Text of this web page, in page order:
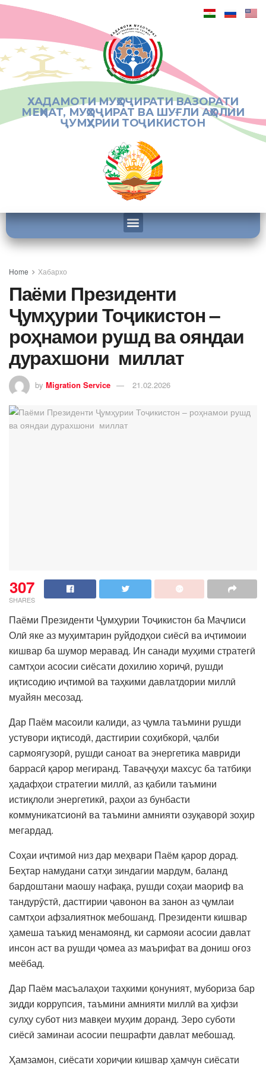
ХАДАМОТИ МУҲОҶИРАТИ ВАЗОРАТИ
МЕҲНАТ, МУҲОҶИРАТ ВА ШУҒЛИ АҲОЛИИ
ҶУМҲУРИИ ТОҶИКИСТОН
Home Хабархо
Паёми Президенти
Ҷумҳурии Тоҷикистон –
роҳнамои рушд ва ояндаи
дурахшони миллат
by Migration Service 21.02.2026
307
SHARES
Паёми Президенти Ҷумҳурии Тоҷикистон ба Маҷлиси
Олӣ яке аз муҳимтарин руйдодҳои сиёсӣ ва иҷтимоии
кишвар ба шумор меравад. Ин санади муҳими стратегӣ
самтҳои асосии сиёсати дохилию хориҷӣ, рушди
иқтисодию иҷтимоӣ ва таҳкими давлатдории миллӣ
муайян месозад.
Дар Паём масоили калиди, аз ҷумла таъмини рушди
устувори иқтисодӣ, дастгирии соҳибкорӣ, ҷалби
сармоягузорӣ, рушди саноат ва энергетика мавриди
баррасӣ қарор мегиранд. Таваҷҷуҳи махсус ба татбиқи
ҳадафҳои стратегии миллӣ, аз қабили таъмини
истиқлоли энергетикӣ, раҳои аз бунбасти
коммуникатсионӣ ва таъмини амнияти озуқаворӣ зоҳир
мегардад.
Соҳаи иҷтимоӣ низ дар меҳвари Паём қарор дорад.
Беҳтар намудани сатҳи зиндагии мардум, баланд
бардоштани маошу нафақа, рушди соҳаи маориф ва
тандурӯстӣ, дастгирии ҷавонон ва занон аз ҷумлаи
самтҳои афзалиятнок мебошанд. Президенти кишвар
ҳамеша таъкид менамоянд, ки сармояи асосии давлат
инсон аст ва рушди ҷомеа аз маърифат ва дониш оғоз
меёбад.
Дар Паём масъалаҳои таҳкими қонуният, мубориза бар
зидди коррупсия, таъмини амнияти миллӣ ва ҳифзи
сулҳу субот низ мавқеи муҳим доранд. Зеро суботи
сиёсӣ заминаи асосии пешрафти давлат мебошад.
Ҳамзамон, сиёсати хориҷии кишвар ҳамчун сиёсати